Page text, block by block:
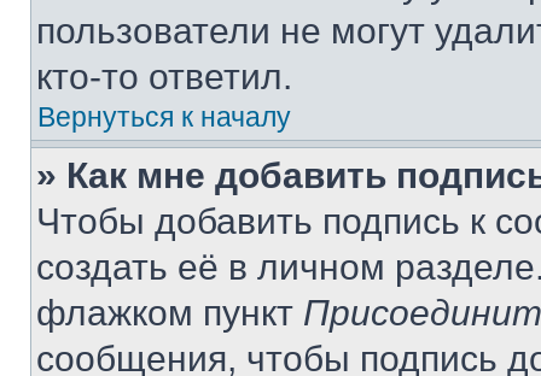
пользователи не могут
кто-то ответил.
Вернуться к началу
» Как мне добавить
Чтобы добавить подпись к
создать её в личном
флажком пункт
сообщения, чтобы подпись